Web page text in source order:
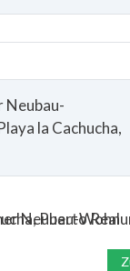
Neubau-
la Cachucha,